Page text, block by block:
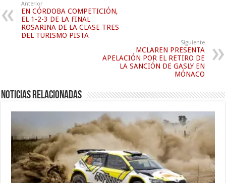
Anterior
EN CÓRDOBA COMPETICIÓN,
EL 1-2-3 DE LA FINAL
ROSARINA DE LA CLASE TRES
DEL TURISMO PISTA
Siguiente
MCLAREN PRESENTA
APELACIÓN POR EL RETIRO DE
LA SANCIÓN DE GASLY EN
MÓNACO
Noticias relacionadas